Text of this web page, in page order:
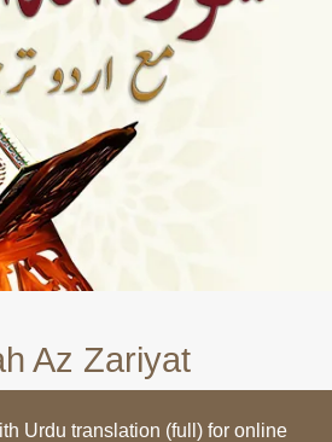
Az Zariyat
Urdu translation (full) for online